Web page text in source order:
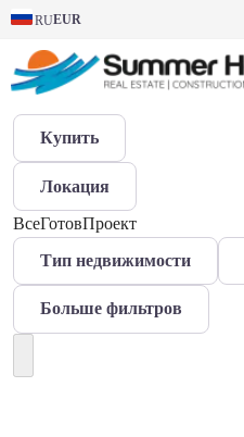
RUEUR
Купить
Локация
ВсеГотовПроект
Тип недвижимости
Больше фильтров